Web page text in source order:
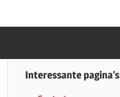
Interessante pagina’s